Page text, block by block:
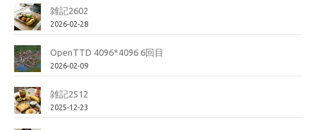
雑記2602
2026-02-28
OpenTTD 4096*4096 6回目
2026-02-09
雑記2512
2025-12-23